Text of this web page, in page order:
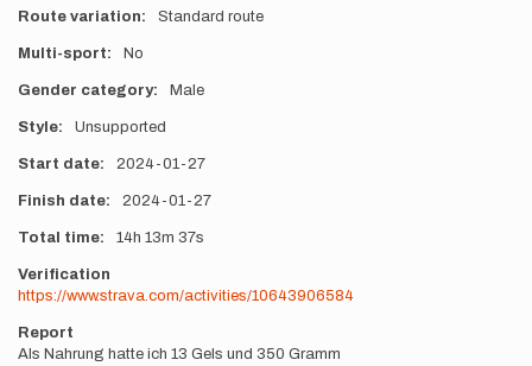
Route variation Standard route
Multi-sport No
Gender category Male
Style Unsupported
Start date 2024-01-27
Finish date 2024-01-27
Total time 14h 13m 37s
Verification
https://www.strava.com/activities/10643906584
Report
Als Nahrung hatte ich 13 Gels und 350 Gramm